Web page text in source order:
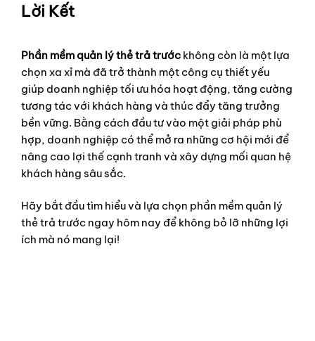
Lời Kết
Phần mềm quản lý thẻ trả trước không còn là một lựa
chọn xa xỉ mà đã trở thành một công cụ thiết yếu
giúp doanh nghiệp tối ưu hóa hoạt động, tăng cường
tương tác với khách hàng và thúc đẩy tăng trưởng
bền vững. Bằng cách đầu tư vào một giải pháp phù
hợp, doanh nghiệp có thể mở ra những cơ hội mới để
nâng cao lợi thế cạnh tranh và xây dựng mối quan hệ
khách hàng sâu sắc.
Hãy bắt đầu tìm hiểu và lựa chọn phần mềm quản lý
thẻ trả trước ngay hôm nay để không bỏ lỡ những lợi
ích mà nó mang lại!